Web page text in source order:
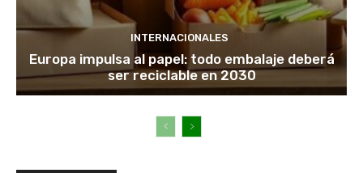
INTERNACIONALES
Europa impulsa al papel: todo embalaje deberá
ser reciclable en 2030